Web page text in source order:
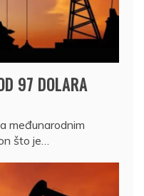
97 DOLARA
međunarodnim
što je…